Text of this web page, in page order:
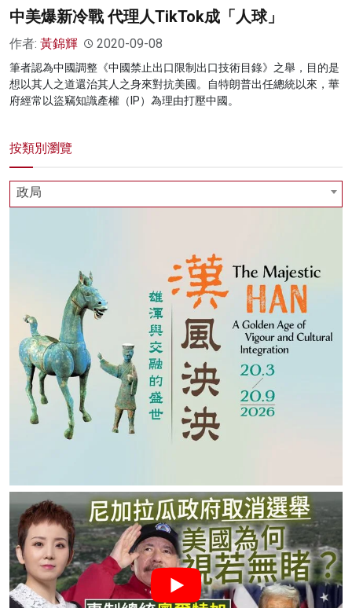
中美爆新冷戰 代理人TikTok成「人球」
作者: 黃錦輝 2020-09-08
筆者認為中國調整《中國禁止出口限制出口技術目錄》之舉，目的是
想以其人之道還治其人之身來對抗美國。自特朗普出任總統以來，華
府經常以盜竊知識產權（IP）為理由打壓中國。
按類別瀏覽
政局